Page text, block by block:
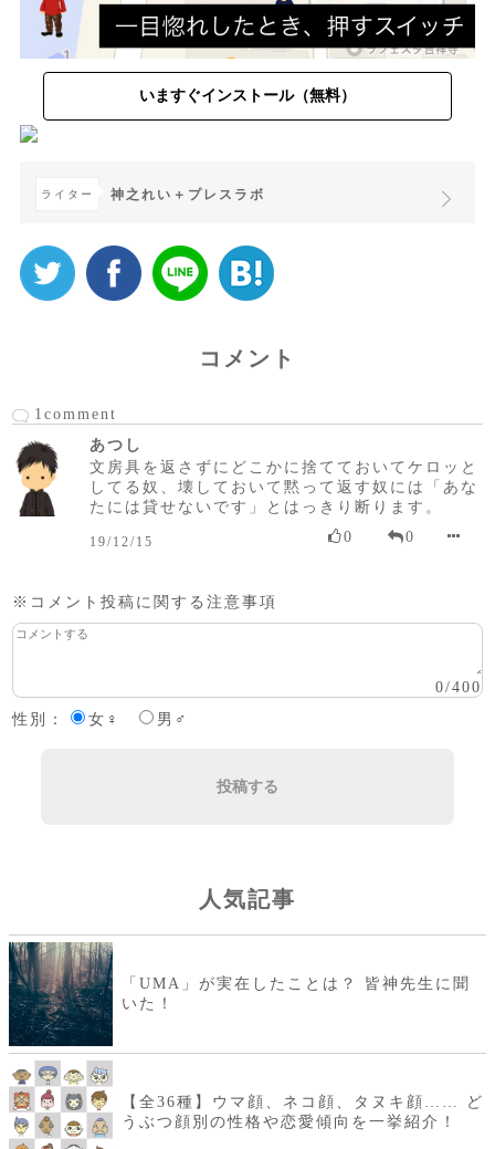
いますぐインストール（無料）
ライター 神之れい＋プレスラボ
コメント
1comment
あつし
文房具を返さずにどこかに捨てておいてケロッと
してる奴、壊しておいて黙って返す奴には「あな
たには貸せないです」とはっきり断ります。
19/12/15 0 0
※コメント投稿に関する注意事項
0/400
性別：
女♀ 男♂
投稿する
人気記事
「UMA」が実在したことは？ 皆神先生に聞
いた！
【全36種】ウマ顔、ネコ顔、タヌキ顔…… ど
うぶつ顔別の性格や恋愛傾向を一挙紹介！